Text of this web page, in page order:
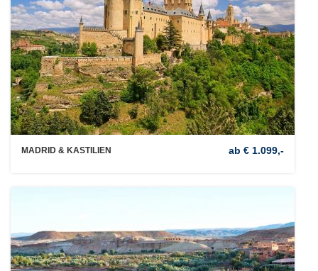
MADRID & KASTILIEN ab € 1.099,-